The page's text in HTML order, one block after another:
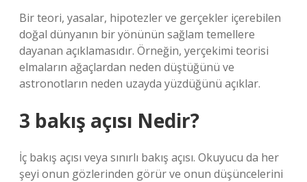
Bir teori, yasalar, hipotezler ve gerçekler içerebilen
doğal dünyanın bir yönünün sağlam temellere
dayanan açıklamasıdır. Örneğin, yerçekimi teorisi
elmaların ağaçlardan neden düştüğünü ve
astronotların neden uzayda yüzdüğünü açıklar.
3 bakış açısı Nedir?
İç bakış açısı veya sınırlı bakış açısı. Okuyucu da her
şeyi onun gözlerinden görür ve onun düşüncelerini